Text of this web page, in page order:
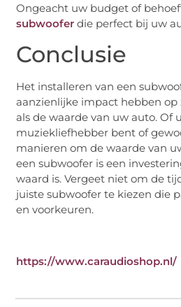
Ongeacht uw budget of
subwoofer die perfect bij uw
Conclusie
Het installeren van een
aanzienlijke impact hebben
als de waarde van uw auto. Of
muziekliefhebber bent of
manieren om de waarde van
een subwoofer is een
waard is. Vergeet niet om de
juiste subwoofer te kiezen die
en voorkeuren.
https://www.caraudioshop.nl/